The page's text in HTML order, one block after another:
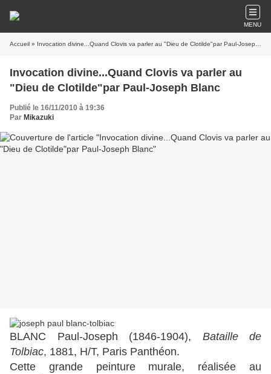
MENU
Accueil » Invocation divine...Quand Clovis va parler au "Dieu de Clotilde"par Paul-Joseph Blanc
Invocation divine...Quand Clovis va parler au
"Dieu de Clotilde"par Paul-Joseph Blanc
Publié le 16/11/2010 à 19:36
Par Mikazuki
BLANC Paul-Joseph (1846-1904), Bataille de
Tolbiac, 1881, H/T, Paris Panthéon.
Cette grande peinture murale, réalisée au